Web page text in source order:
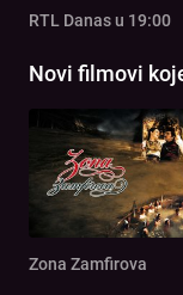
RTL Danas u 19:00
Novi filmovi
Zona Zamfirova